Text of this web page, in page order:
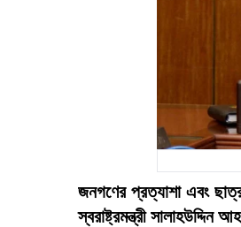
জনগণের প্রত্যাশা এবং
স্বরাষ্ট্রমন্ত্রী সালাহউদ্দিন